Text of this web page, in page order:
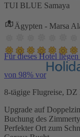
TUI BLUE Samaya
Ägypten - Marsa
Für dieses Hotel
von 98% vor
8-tägige Flugreise,
Upgrade auf
Buchung des
Perfekter Ort zum